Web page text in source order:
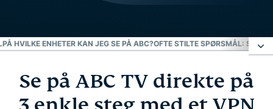
PÅ HVILKE ENHETER KAN JEG SE PÅ ABC?OFTE STILTE SPØRSMÅL: SE
Se på ABC TV direkte på 3 enkle steg med et
Se på ABC TV direkte på